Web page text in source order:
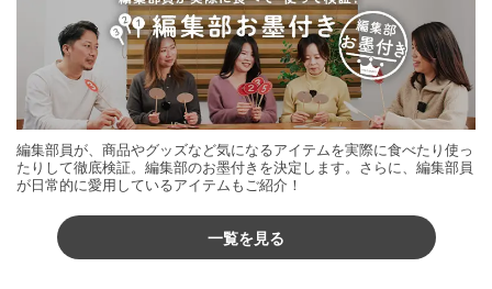
編集部員が、商品やグッズなど気になるアイテムを実際に食べたり使っ
たりして徹底検証。編集部のお墨付きを決定します。さらに、編集部員
が日常的に愛用しているアイテムもご紹介！
一覧を見る